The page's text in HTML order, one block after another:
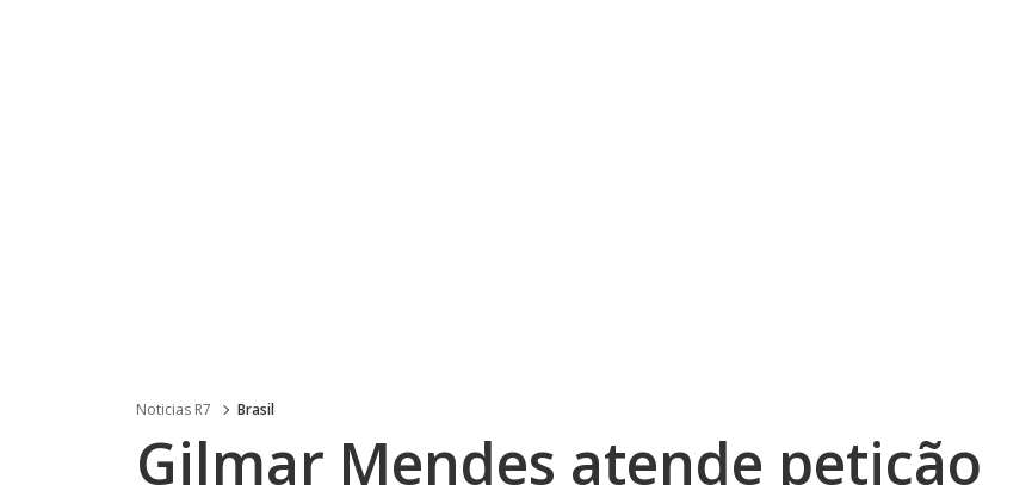
Noticias R7 Brasil
Gilmar Mendes atende petição